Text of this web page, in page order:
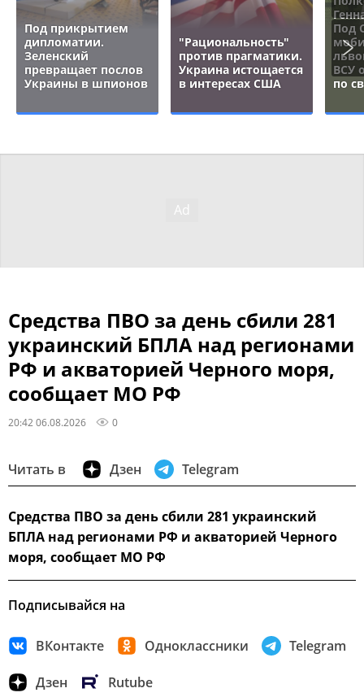
Под прикрытием
дипломатии.
Зеленский
превращает послов
Украины в шпионов
"Рациональность"
против прагматики.
Украина истощается
в интересах США
Под
ВСУ
по
Средства ПВО за день сбили 281
украинский БПЛА над регионами
РФ и акваторией Черного моря,
сообщает МО РФ
20:42 06.08.2026 0
Читать в Дзен Telegram
Средства ПВО за день сбили 281 украинский
БПЛА над регионами РФ и акваторией Черного
моря, сообщает МО РФ
Подписывайся на
ВКонтакте Одноклассники Telegram
Дзен Rutube